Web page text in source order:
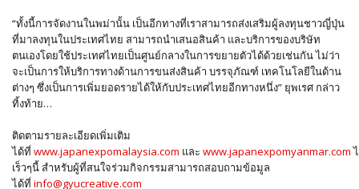
“ทั้งนี้การจัดงานในพม่านั้น เป็นอีกทางที่เราสามารถส่งเสริมผู้ลงทุนชาวญี่ปุ่น
ที่มาลงทุนในประเทศไทย สามารถนำเสนอสินค้า และบริการของบริษัท
ตนเองโดยใช้ประเทศไทยเป็นศูนย์กลางในการขยายตัวได้ด้วยเช่นกัน ไม่ว่า
จะเป็นการให้บริการทางด้านการขนส่งสินค้า บรรจุภัณฑ์ เทคโนโลยีในด้าน
ต่างๆ ซึ่งเป็นการเพิ่มยอดรายได้ให้กับประเทศไทยอีกทางหนึ่ง” ยุพเรศ กล่าว
ทิ้งท้าย…
ติดตามรายละเอียดเพิ่มเติม
ได้ที่ www.japanexpomalaysia.com และ www.japanexpomyanmar.com
เร็วๆนี้ สำหรับผู้ที่สนใจร่วมกิจกรรมสามารถสอบถามข้อมูล
ได้ที่ info@gyucreative.com